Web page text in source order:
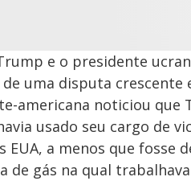
e o presidente
uma disputa crescente
americana noticiou que
usado seu cargo de
EUA, a menos que fosse
de gás na qual